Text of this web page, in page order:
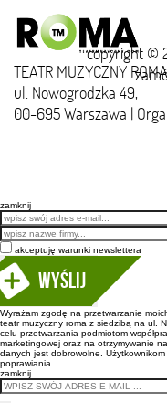
copyright ©
TEATR MUZYCZNY
ul. Nowogrodzka 49,
00-695 Warszawa |
zamknij
Email
akceptuję warunki newslettera
Wyślij
Wyrażam zgodę na przetwarzanie
teatr muzyczny roma z siedzibą na ul.
celu przetwarzania podmiotom
marketingowej oraz na otrzymywanie
danych jest dobrowolne.
poprawiania.
zamknij